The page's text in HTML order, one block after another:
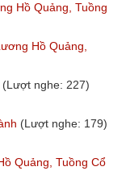
Hồ Quảng, Tuồng
Hồ Quảng,
(Lượt nghe: 227)
(Lượt nghe: 179)
Quảng, Tuồng Cổ